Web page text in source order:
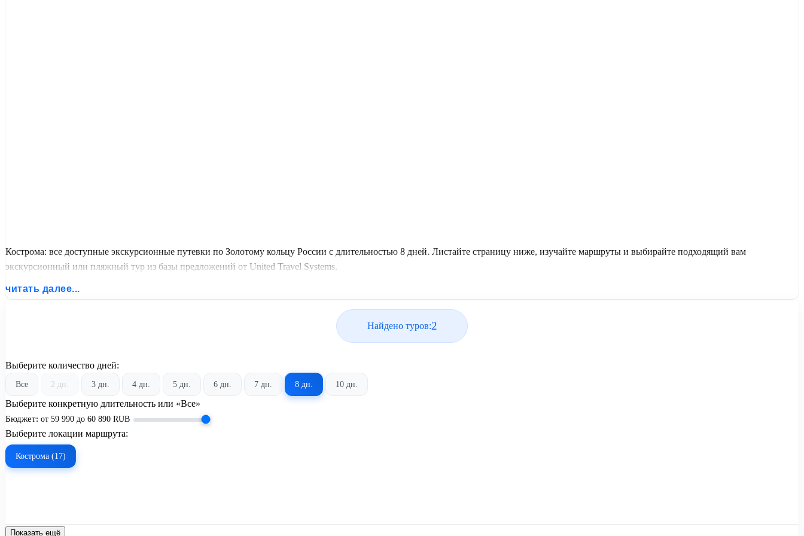
Кострома: все доступные экскурсионные путевки по Золотому кольцу России с длительностью 8 дней. Листайте страницу ниже, изучайте маршруты и выбирайте подходящий вам
экскурсионный или пляжный тур из базы предложений от United Travel Systems.
читать далее...
Найдено туров:2
Выберите количество дней:
Все 2 дн. 3 дн. 4 дн. 5 дн. 6 дн. 7 дн. 8 дн. 10 дн.
Выберите конкретную длительность или «Все»
Бюджет: от 59 990 до 60 890 RUB
Выберите локации маршрута:
Кострома (17)
Показать ещё